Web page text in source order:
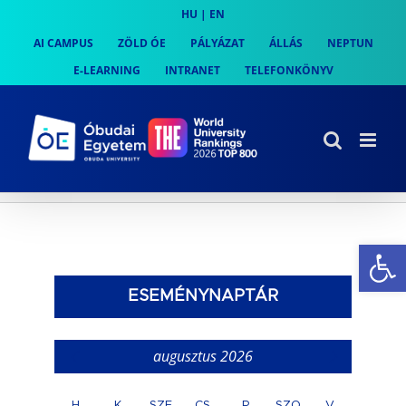
content
HU | EN
AI CAMPUS
ZÖLD ÓE PÁLYÁZAT ÁLLÁS
NEPTUN
E-LEARNING
INTRANET TELEFONKÖNYV
ESEMÉNYNAPTÁR
augusztus 2026